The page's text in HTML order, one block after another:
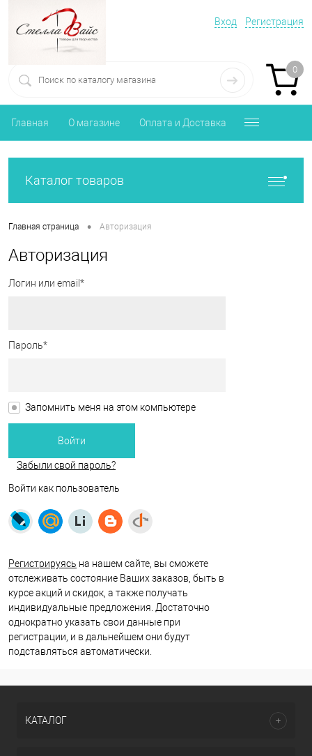
Вход Регистрация
0
Главная О магазине Оплата и Доставка
Каталог товаров
Главная страница • Авторизация
Авторизация
Логин или email*
Пароль*
Запомнить меня на этом компьютере
Забыли свой пароль?
Войти как пользователь
Регистрируясь на нашем сайте, вы сможете
отслеживать состояние Ваших заказов, быть в
курсе акций и скидок, а также получать
индивидуальные предложения. Достаточно
однократно указать свои данные при
регистрации, и в дальнейшем они будут
подставляться автоматически.
КАТАЛОГ